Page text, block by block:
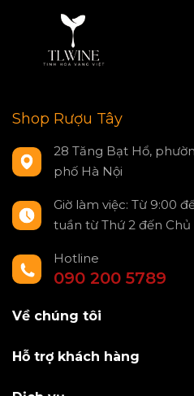
Shop Rượu Tây
28 Tăng Bạt Hổ,
phố Hà Nội
Giờ làm việc: Từ 9:00
tuần từ Thứ 2 đến
Hotline
090 200 5789
Về chúng tôi
Hỗ trợ khách hàng